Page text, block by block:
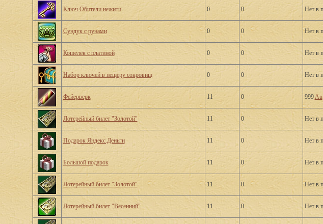
Ключ Обители нежити 0 0 Нет в
Сундук с рунами 0 0 Нет в
Кошелек с платиной 0 0 Нет в
Набор ключей в пещеру сокровищ 0 0 Нет в
Фейерверк 11 0 999Au
Лотерейный билет "Золотой" 11 0 Нет в
Подарок Яндекс.Деньги 11 0 Нет в
Большой подарок 11 0 Нет в
Лотерейный билет "Золотой" 11 0 Нет в
Лотерейный билет "Весенний" 11 0 Нет в